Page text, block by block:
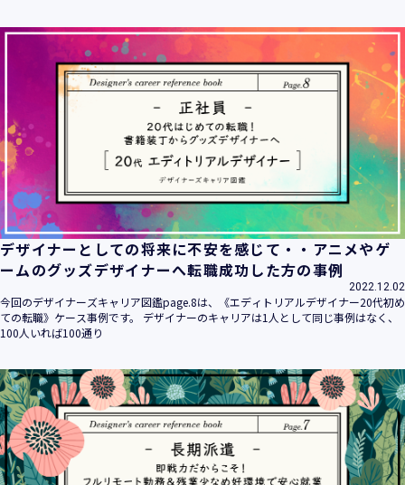
デザイナーとしての将来に不安を感じて・・アニメやゲ
ームのグッズデザイナーへ転職成功した方の事例
2022.12.02
今回のデザイナーズキャリア図鑑page.8は、《エディトリアルデザイナー20代初め
ての転職》ケース事例です。 デザイナーのキャリアは1人として同じ事例はなく、
100人いれば100通り